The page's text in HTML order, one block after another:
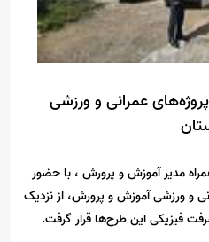
پروژه‌های عمرانی و ورزشی
مدیر آموزش و پرورش ، با حضور
و ورزشی آموزش و پرورش، از نزدیک
فیزیکی این طرح‌ها قرار گرفت.